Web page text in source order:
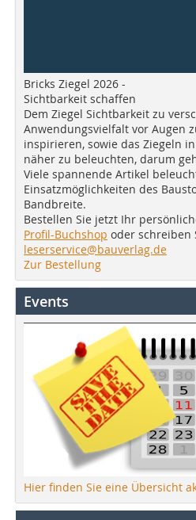
Bricks Ziegel 2026 -
Sichtbarkeit schaffen
Dem Ziegel Sichtbarkeit zu
Anwendungsvielfalt vor Augen
inspirieren, sowie das Ziegeln
näher zu beleuchten, darum
Viele spannende Artikel
Einsatzmöglichkeiten des
Bandbreite.
Bestellen Sie jetzt Ihr
Profil-Buchshop oder schreiben
leserservice@bauverlag.de
Zur Bestellung
Events
Hier finden Sie eine Übersicht